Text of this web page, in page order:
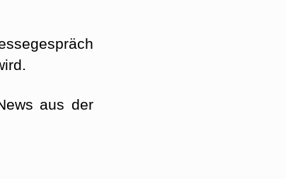
aus der